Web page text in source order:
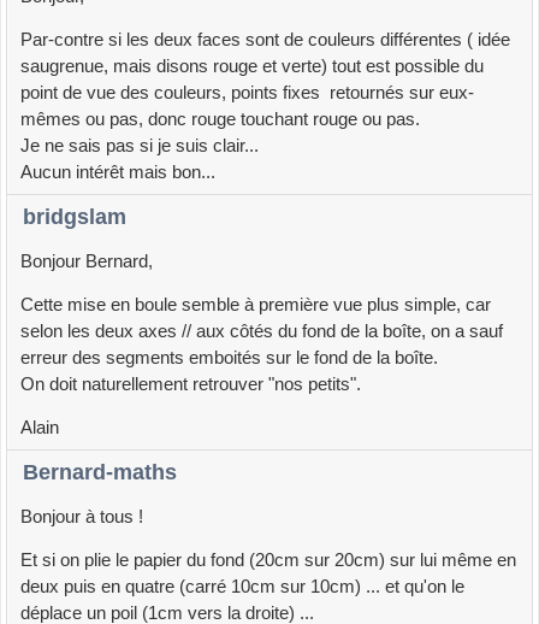
Par-contre si les deux faces sont de couleurs différentes ( idée
saugrenue, mais disons rouge et verte) tout est possible du
point de vue des couleurs, points fixes retournés sur eux-
mêmes ou pas, donc rouge touchant rouge ou pas.
Je ne sais pas si je suis clair...
Aucun intérêt mais bon...
bridgslam
Bonjour Bernard,
Cette mise en boule semble à première vue plus simple, car
selon les deux axes // aux côtés du fond de la boîte, on a sauf
erreur des segments emboités sur le fond de la boîte.
On doit naturellement retrouver "nos petits".
Alain
Bernard-maths
Bonjour à tous !
Et si on plie le papier du fond (20cm sur 20cm) sur lui même en
deux puis en quatre (carré 10cm sur 10cm) ... et qu'on le
déplace un poil (1cm vers la droite) ...